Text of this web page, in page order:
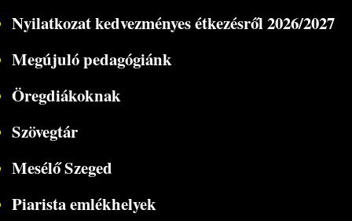
Nyilatkozat kedvezményes étkezésről 2026/2027
Megújuló pedagógiánk
Öregdiákoknak
Szövegtár
Mesélő Szeged
Piarista emlékhelyek